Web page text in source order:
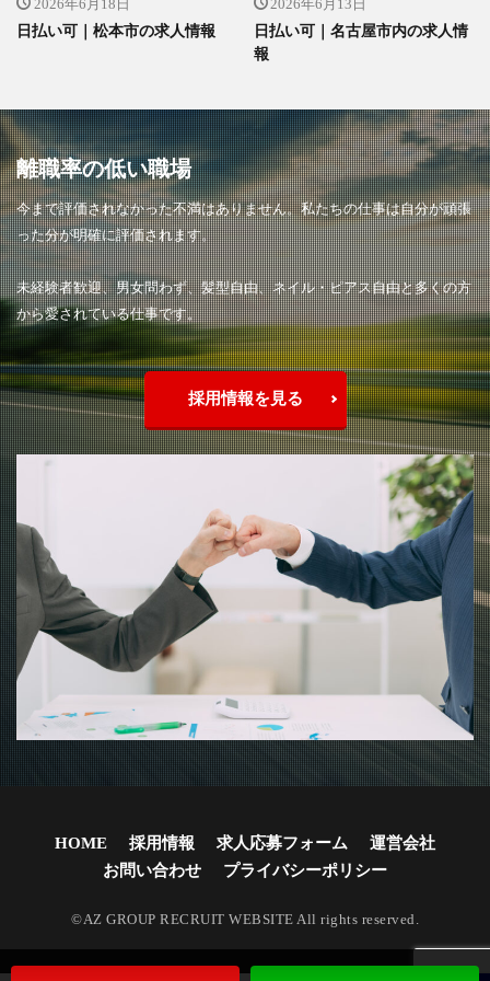
2026年6月18日
日払い可｜松本市の求人情報
2026年6月13日
日払い可｜名古屋市内の求人情
報
離職率の低い職場
今まで評価されなかった不満はありません。私たちの仕事は自分が頑張
った分が明確に評価されます。
未経験者歓迎、男女問わず、髪型自由、ネイル・ピアス自由と多くの方
から愛されている仕事です。
採用情報を見る
HOME 採用情報 求人応募フォーム
運営会社
お問い合わせ
プライバシーポリシー
©AZ GROUP RECRUIT WEBSITE All rights reserved.